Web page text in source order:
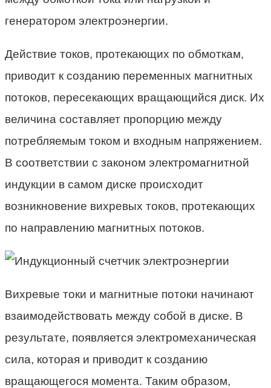
генератором электроэнергии.
Действие токов, протекающих по обмоткам,
приводит к созданию переменных магнитных
потоков, пересекающих вращающийся диск. Их
величина составляет пропорцию между
потребляемым током и входным напряжением.
В соответствии с законом электромагнитной
индукции в самом диске происходит
возникновение вихревых токов, протекающих
по направлению магнитных потоков.
Вихревые токи и магнитные потоки начинают
взаимодействовать между собой в диске. В
результате, появляется электромеханическая
сила, которая и приводит к созданию
вращающегося момента. Таким образом,